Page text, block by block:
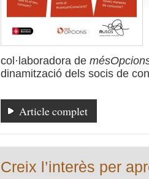
col·laboradora de
dinamització dels socis de
Article complet
Creix l’interès per